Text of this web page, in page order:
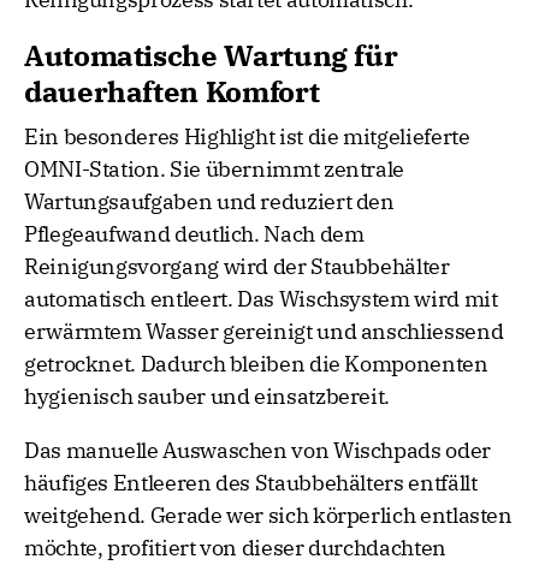
Automatische Wartung für
dauerhaften Komfort
Ein besonderes Highlight ist die mitgelieferte
OMNI-Station. Sie übernimmt zentrale
Wartungsaufgaben und reduziert den
Pflegeaufwand deutlich. Nach dem
Reinigungsvorgang wird der Staubbehälter
automatisch entleert. Das Wischsystem wird mit
erwärmtem Wasser gereinigt und anschliessend
getrocknet. Dadurch bleiben die Komponenten
hygienisch sauber und einsatzbereit.
Das manuelle Auswaschen von Wischpads oder
häufiges Entleeren des Staubbehälters entfällt
weitgehend. Gerade wer sich körperlich entlasten
möchte, profitiert von dieser durchdachten